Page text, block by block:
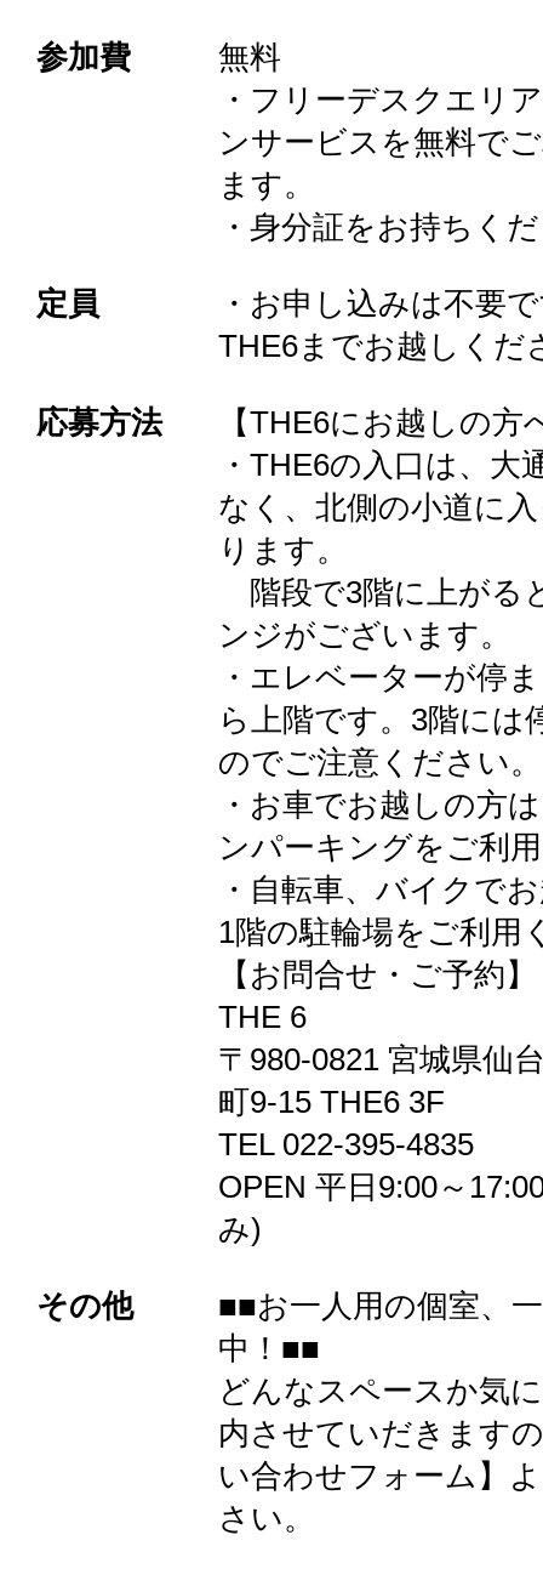
参加費
無料
・フリーデスクエリ
ンサービスを無料で
ます。
・身分証をお持ちく
定員
・お申し込みは不要
THE6までお越しくだ
応募方法
【THE6にお越しの方
・THE6の入口は、大
なく、北側の小道に
ります。
階段で3階に上がる
ンジがございます。
・エレベーターが停
ら上階です。3階には
のでご注意ください。
・お車でお越しの方
ンパーキングをご利
・自転車、バイクで
1階の駐輪場をご利用
【お問合せ・ご予約】
THE 6
〒980-0821 宮城県仙
町9-15 THE6 3F
TEL 022-395-4835
OPEN 平日9:00～
み)
その他
■■お一人用の個室、
中！■■
どんなスペースか気
内させていだきます
い合わせフォーム】
さい。